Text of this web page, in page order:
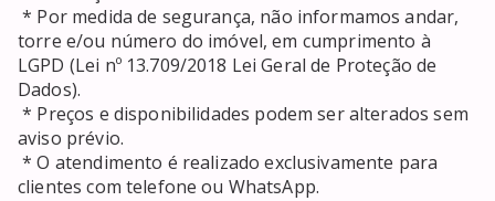
* Por medida de segurança, não informamos andar,
torre e/ou número do imóvel, em cumprimento à
LGPD (Lei nº 13.709/2018 Lei Geral de Proteção de
Dados).
* Preços e disponibilidades podem ser alterados sem
aviso prévio.
* O atendimento é realizado exclusivamente para
clientes com telefone ou WhatsApp.